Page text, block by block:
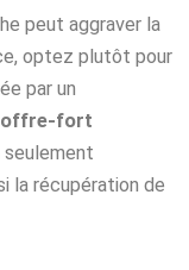
peut aggraver la
optez plutôt pour
par un
fort
seulement
la récupération de